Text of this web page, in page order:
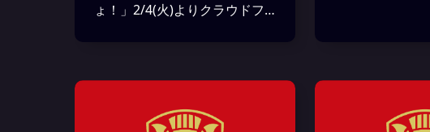
ょ！」2/4(火)よりクラウドフ